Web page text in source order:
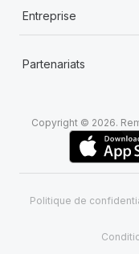
Entreprise
Partenariats
Copyright © 2026.
Politique de